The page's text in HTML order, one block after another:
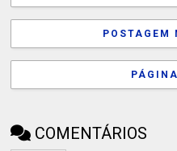
COMENTÁRIOS